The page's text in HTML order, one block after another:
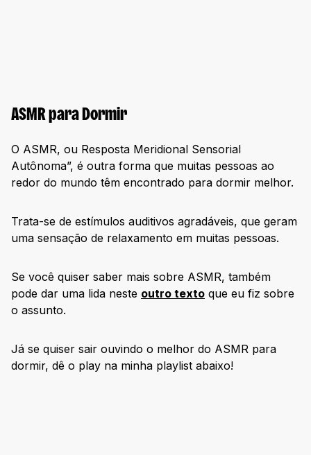
ASMR para Dormir
O ASMR, ou Resposta Meridional Sensorial
Autônoma”, é outra forma que muitas pessoas ao
redor do mundo têm encontrado para dormir melhor.
Trata-se de estímulos auditivos agradáveis, que geram
uma sensação de relaxamento em muitas pessoas.
Se você quiser saber mais sobre ASMR, também
pode dar uma lida neste outro texto que eu fiz sobre
o assunto.
Já se quiser sair ouvindo o melhor do ASMR para
dormir, dê o play na minha playlist abaixo!